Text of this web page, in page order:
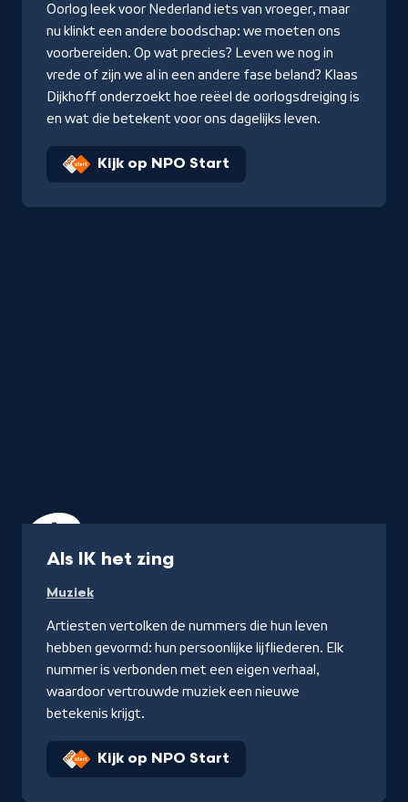
Oorlog leek voor Nederland iets van vroeger, maar
nu klinkt een andere boodschap: we moeten ons
voorbereiden. Op wat precies? Leven we nog in
vrede of zijn we al in een andere fase beland? Klaas
Dijkhoff onderzoekt hoe reëel de oorlogsdreiging is
en wat die betekent voor ons dagelijks leven.
Kijk op NPO Start
Als IK het zing
Muziek
Artiesten vertolken de nummers die hun leven
hebben gevormd: hun persoonlijke lijfliederen. Elk
nummer is verbonden met een eigen verhaal,
waardoor vertrouwde muziek een nieuwe
betekenis krijgt.
Kijk op NPO Start